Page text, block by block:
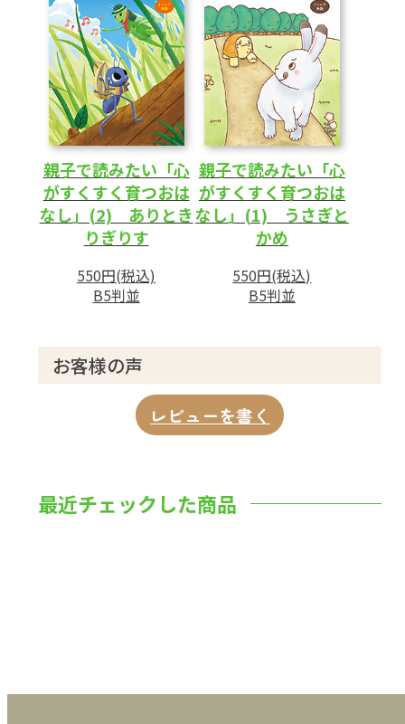
親子で読みたい「心
がすくすく育つおは
なし」(2) ありとき
りぎりす
550円(税込)
B5判並
親子で読みたい「心
がすくすく育つおは
なし」(1) うさぎと
かめ
550円(税込)
B5判並
お客様の声
レビューを書く
最近チェックした商品